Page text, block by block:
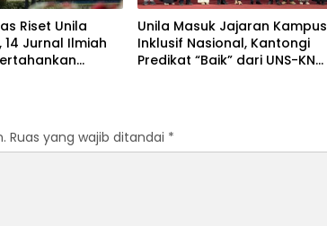
Riset Unila
14 Jurnal Ilmiah
Unila Masuk Jajaran Kampus
Inklusif Nasional, Kantongi
Predikat “Baik” dari UNS-KND
Ruas yang wajib ditandai *